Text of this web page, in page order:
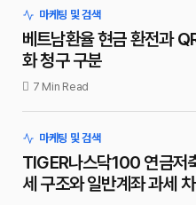
마케팅 및 검색
베트남환율 현금 환전과
화 청구 구분
7 Min Read
마케팅 및 검색
TIGER나스닥100 연금저
세 구조와 일반계좌 과세 차